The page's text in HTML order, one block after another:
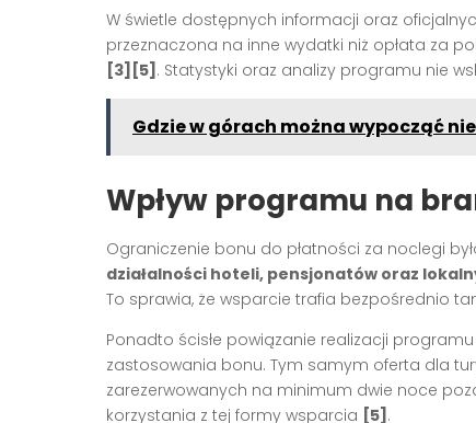
W świetle dostępnych informacji oraz
przeznaczona na inne wydatki niż opłata za
[3][5] . Statystyki oraz analizy programu nie
Gdzie w górach można wypocząć
Wpływ programu na
Ograniczenie bonu do płatności za noclegi
działalności hoteli, pensjonatów oraz
To sprawia, że wsparcie trafia bezpośrednio
Ponadto ścisłe powiązanie realizacji
zastosowania bonu. Tym samym oferta dla
zarezerwowanych na minimum dwie noce
korzystania z tej formy wsparcia [5] .